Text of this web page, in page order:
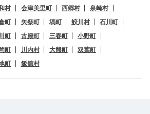
村 会津美里町 西郷村
泉崎村
町 矢祭町 塙町 鮫川村
石川町
町 古殿町 三春町
小野町
町 川内村 大熊町
双葉町
町 飯舘村